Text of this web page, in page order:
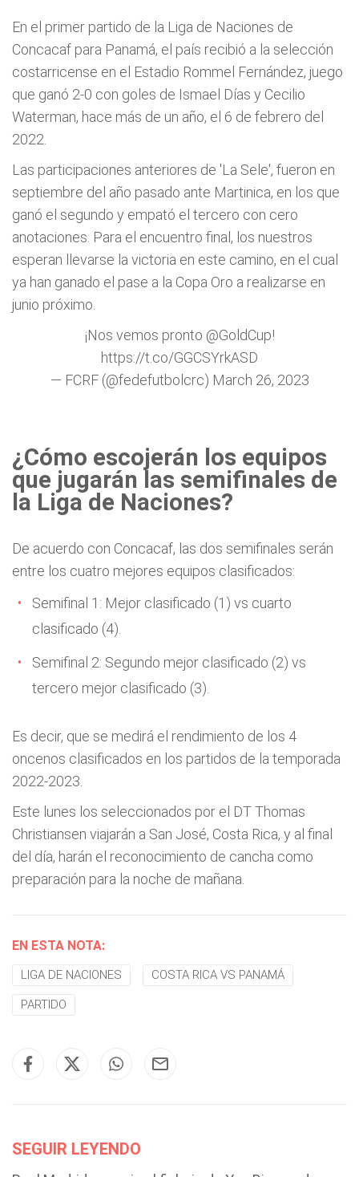
En el primer partido de la Liga de Naciones de
Concacaf para Panamá, el país recibió a la selección
costarricense en el Estadio Rommel Fernández, juego
que ganó 2-0 con goles de Ismael Días y Cecilio
Waterman, hace más de un año, el 6 de febrero del
2022.
Las participaciones anteriores de 'La Sele', fueron en
septiembre del año pasado ante Martinica, en los que
ganó el segundo y empató el tercero con cero
anotaciones. Para el encuentro final, los nuestros
esperan llevarse la victoria en este camino, en el cual
ya han ganado el pase a la Copa Oro a realizarse en
junio próximo.
¡Nos vemos pronto @GoldCup!
https://t.co/GGCSYrkASD
— FCRF (@fedefutbolcrc) March 26, 2023
¿Cómo escojerán los equipos
que jugarán las semifinales de
la Liga de Naciones?
De acuerdo con Concacaf, las dos semifinales serán
entre los cuatro mejores equipos clasificados:
Semifinal 1: Mejor clasificado (1) vs cuarto
clasificado (4).
Semifinal 2: Segundo mejor clasificado (2) vs
tercero mejor clasificado (3).
Es decir, que se medirá el rendimiento de los 4
oncenos clasificados en los partidos de la temporada
2022-2023.
Este lunes los seleccionados por el DT Thomas
Christiansen viajarán a San José, Costa Rica, y al final
del día, harán el reconocimiento de cancha como
preparación para la noche de mañana.
EN ESTA NOTA:
LIGA DE NACIONES COSTA RICA VS PANAMÁ
PARTIDO
SEGUIR LEYENDO